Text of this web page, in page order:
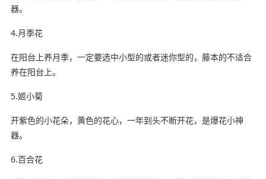
器。
4.月季花
在阳台上养月季，一定要选中小型的或者迷你型的，藤本的不适合
养在阳台上。
5.姬小菊
开紫色的小花朵，黄色的花心，一年到头不断开花，是爆花小神
器。
6.百合花